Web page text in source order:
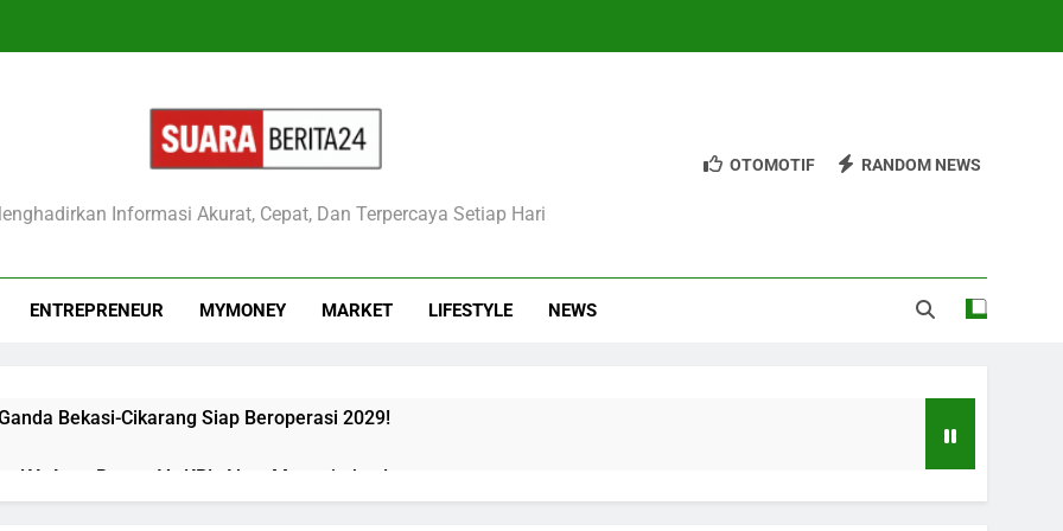
Informasi Akurat, Cepat, Dan Terpercaya Setiap Hari
OTOMOTIF RANDOM NEWS
ENTREPRENEUR MYMONEY MARKET LIFESTYLE NEWS
Bekasi-Cikarang Siap Beroperasi 2029!
KA Argo Bromo Vs KRL Akan Mengejutkan!